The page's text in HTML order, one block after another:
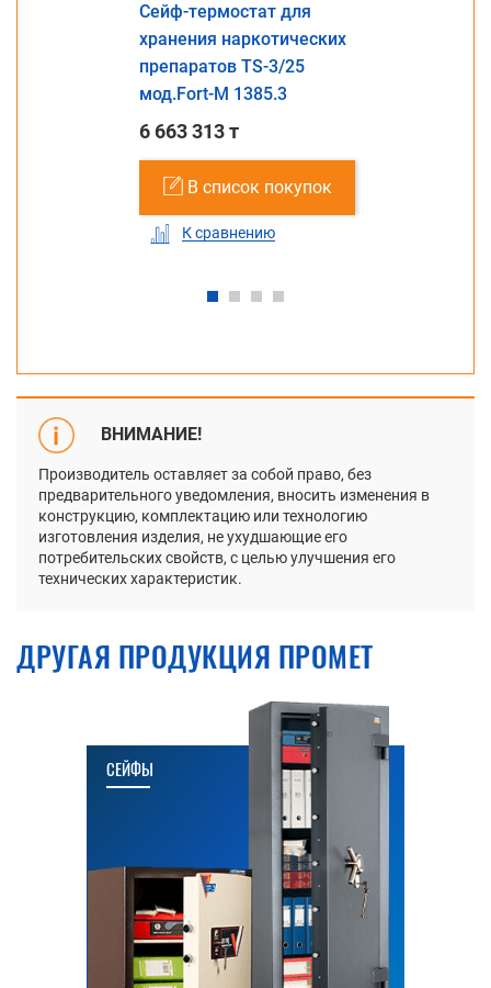
Сейф-термостат для
хранения наркотических
препаратов TS-3/25
мод.Fort-M 1385.3
6 663 313 т
В список покупок
К сравнению
ВНИМАНИЕ!
Производитель оставляет за собой право, без
предварительного уведомления, вносить изменения в
конструкцию, комплектацию или технологию
изготовления изделия, не ухудшающие его
потребительских свойств, с целью улучшения его
технических характеристик.
ДРУГАЯ ПРОДУКЦИЯ ПРОМЕТ
СЕЙФЫ